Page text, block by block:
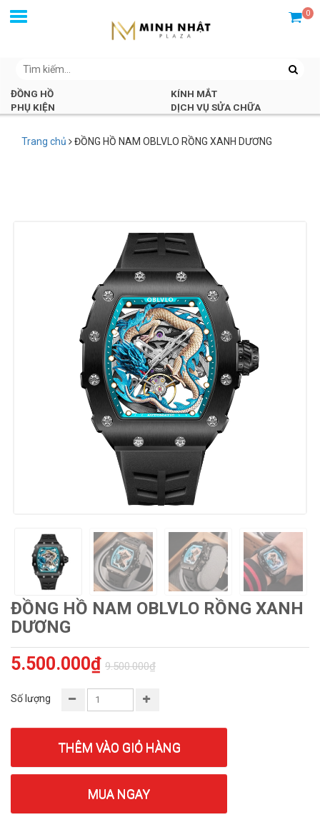
0
ĐỒNG HỒ
KÍNH MẮT
PHỤ KIỆN
DỊCH VỤ SỬA CHỮA
Trang chủ ĐỒNG HỒ NAM OBLVLO RỒNG XANH DƯƠNG
ĐỒNG HỒ NAM OBLVLO RỒNG XANH
DƯƠNG
5.500.000₫ 9.500.000₫
Số lượng
THÊM VÀO GIỎ HÀNG
MUA NGAY